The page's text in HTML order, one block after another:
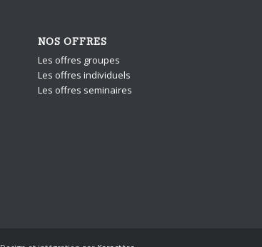
NOS OFFRES
Les offres groupes
Les offres individuels
Les offres seminaires